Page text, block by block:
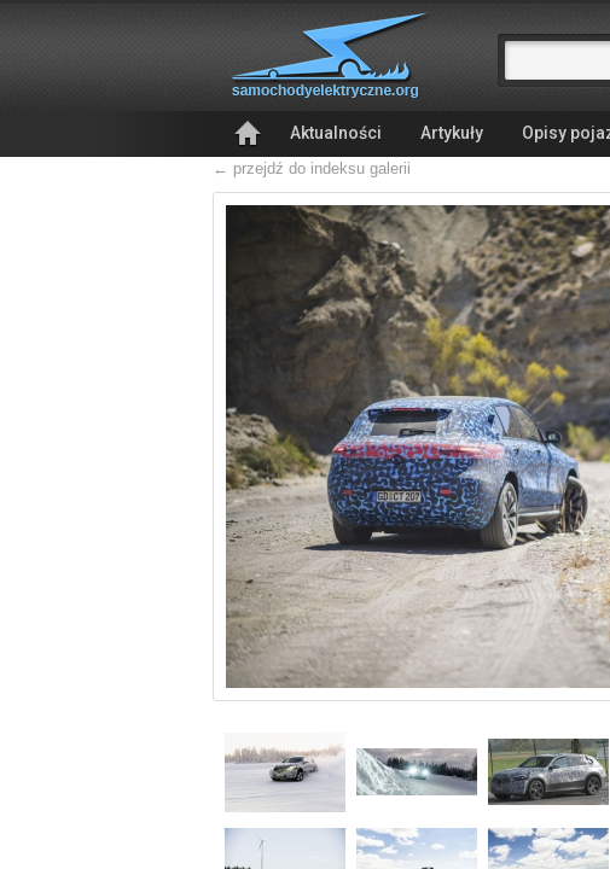
Aktualności Artykuły Opisy
← przejdź do indeksu galerii